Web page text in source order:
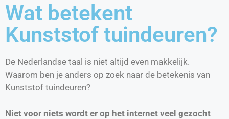
Wat betekent
Kunststof tuindeuren?
De Nederlandse taal is niet altijd even makkelijk.
Waarom ben je anders op zoek naar de betekenis van
Kunststof tuindeuren?
Niet voor niets wordt er op het internet veel gezocht